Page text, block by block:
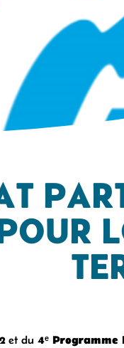
et du4ᵉ Programme